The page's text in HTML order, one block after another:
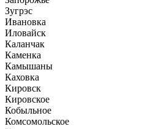
Зугрэс
Ивановка
Иловайск
Каланчак
Каменка
Камышаны
Каховка
Кировск
Кировское
Кобыльное
Комсомольское